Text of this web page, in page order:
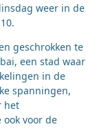
weer in de
geschrokken te
een stad waar
in de
spanningen,
het
voor de